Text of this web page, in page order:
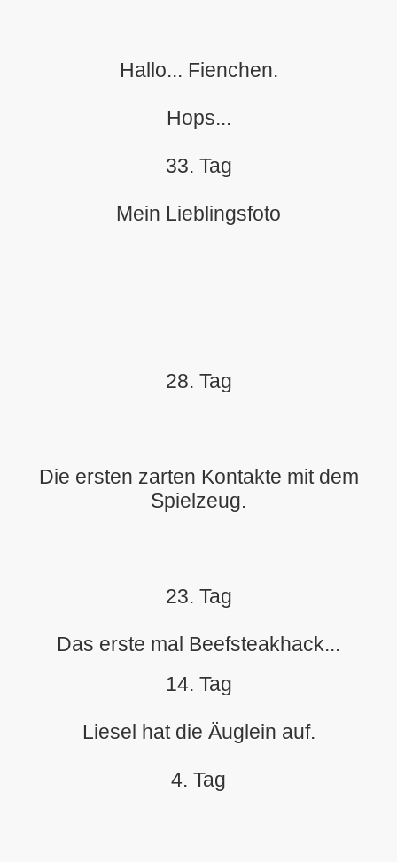
Hallo... Fienchen.
Hops...
33. Tag
Mein Lieblingsfoto
28. Tag
Die ersten zarten Kontakte mit dem
Spielzeug.
23. Tag
Das erste mal Beefsteakhack...
14. Tag
Liesel hat die Äuglein auf.
4. Tag